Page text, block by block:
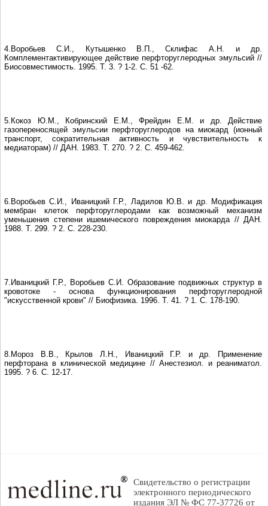
4.Воробьев С.И., Кутышенко В.П., Склифас А.Н. и др.
Комплементактивирующее действие перфторуглеродных эмульсий //
Биосовместимость. 1995. Т. 3. ? 1-2. С. 51 -62.
5.Кокоз Ю.М., Кобринский Е.М., Фрейдин Е.М. и др. Действие
газопереносящей эмульсии перфторуглеродов на миокард (ионный
транспорт, сократительная активность и чувствительность к
медиаторам) // ДАН. 1983. Т. 270. ? 2. С. 459-462.
6.Воробьев С.И., Иваницкий Г.Р., Ладилов Ю.В. и др. Модификация
мембран клеток перфторуглеродами как возможный механизм
уменьшения степени ишемического повреждения миокарда // ДАН.
1988. Т. 299. ? 2. С. 228-230.
7.Иваницкий Г.Р., Воробьев С.И. Образование подвижных структур в
кровотоке - основа функционирования перфторуглеродной
"искусственной крови" // Биофизика. 1996. Т. 41. ? 1. С. 178-190.
8.Мороз В.В., Крылов Л.Н., Иваницкий Г.Р. и др. Применение
перфторана в клинической медицине // Анестезиол. и реаниматол.
1995. ? 6. С. 12-17.
Свидетельство о регистрации
электронного периодического
издания ЭЛ № ФС 77-37726 от